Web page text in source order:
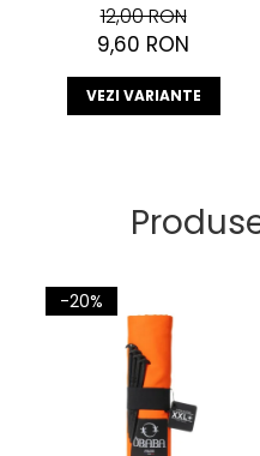
12,00 RON
9,60 RON
VEZI VARIANTE
-20%